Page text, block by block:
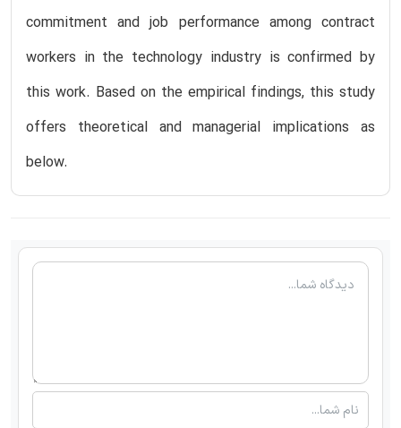
commitment and job performance among contract
workers in the technology industry is confirmed by
this work. Based on the empirical findings, this study
offers theoretical and managerial implications as
below.